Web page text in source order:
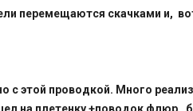
перемещаются скачками и,
с этой проводкой. Много